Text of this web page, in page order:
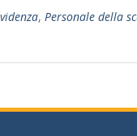
, Personale della